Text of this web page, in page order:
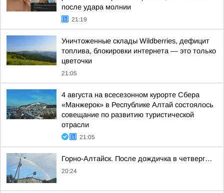
после удара молнии
21:19
Уничтоженные склады Wildberries, дефицит
топлива, блокировки интернета — это только
цветочки
21:05
4 августа на всесезонном курорте Сбера
«Манжерок» в Республике Алтай состоялось
совещание по развитию туристической
отрасли
21:05
Горно-Алтайск. После дождичка в четверг…
20:24